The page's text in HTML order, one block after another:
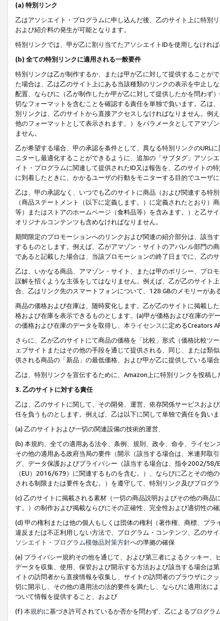
(a) 特別リンク
乙はアソシエイト・プログラムに申し込んだ後、乙のサイト上に特別
および紹介料の発生が可能となります。
特別リンクでは、甲が乙に割り当てたアソシエイトIDを使用しなけれ
(b) 全ての特別リンクに適用される一般要件
特別リンクは乙が制作するか、または甲が乙に対して提供することが
た場合は、乙は乙のサイト上にある当該種類のリンクの表示を中止し
配置、ならびに（乙が制作したか甲が乙に対して提供したかを問わず
切なフォーマットを含むことを確認する責任を単独で負います。乙は
別リンクは、乙のサイトから直接アクセスしなければなりません。例
他のフォーマットとして表示されます。）をパラメータとしてアマゾ
ません。
乙が希望する場合、甲の承認を条件として、異なる特別リンクのURL
ニターし最適化することができるように、追加の「サブタグ」アソシ
イト・プログラムに関連して提供されたID又は報告を、乙のサイトの
に到着したときに、かかるユーザの行動をモニターする目的でユーザ
乙は、甲の承認なく、いつでも乙のサイトに商品（および関連する特
（商品ステートメント（以下に定義します。）に定義されたとおり
等）またはストアのホームページ（食料品等）を含みます。）と乙サ
オリジナルコンテンツも含めなければなりません。
期間限定のプロモーションへのリンクおよび関連の紹介部分は、該当
するものとします。例えば、乙がアマゾン・サイトのアパレル部門の
であると記載した場合は、当該プロモーションの終了日までに、乙の
乙は、いかなる商品、アマゾン・サイト、または甲のポリシー、プロ
誤解を招くような主張をしてはなりません。例えば、乙が乙のサイト
合、乙はリンク先のスマートフォンについて、128 GBのメモリーがあ
商品の価格および在庫は、随時変化します。乙が乙のサイトに掲載し
格および在庫を表示できるものとします。(a)甲が価格および在庫の
の価格および在庫のデータを取得し、 本ライセンスに定めるCreators
さらに、乙が乙のサイトにて商品の価格を「比較」形式（価格比較ツ
ェブサイトまたはその他の手段を通じて提供される、同じ、または類
供される商品の「新品」の最低価格、および甲が乙に提供している場
乙は、特別リンクを宣伝するために、Amazon上に特別リンクを投稿
3. 乙のサイトに対する責任
乙は、乙のサイトに関して、その開発、運営、依存関係サービスおよ
任を負うものとします。例えば、乙は以下に関して単独で責任を負い
(a) 乙のサイトおよび一切の関連設備の技術的運営、
(b) 本規約、全ての適用ある法令、条例、規則、政令、命令、ライセ
その他の適用ある政府当局の要件（開示（該当する場合は、米連邦取
グ、データ保護およびプライバシー（該当する場合は、指令2002/58/
（EU）2016/679）に関連するものを含む。）、ならびに乙とその他
される制限または要件を含む。）を遵守して、特別リンク及びプログ
(c) 乙のサイトに掲載される素材（一切の商品説明およびその他の商
す。）の制作および掲載ならびにその正確性、完全性および適切性の
(d) 甲の権利または他の個人もしくは団体の権利（著作権、商標、プ
違反または不正利用しない方法で、プログラム・コンテンツ、乙のサ
ソシエイト・プログラム模倣品対策方針への準拠の確保
(e) プライバシー規約その他を通じて、および第三者によるクッキー
データを収集、使用、保管および開示する方法および該当する場合は
イトの訪問者から直接情報を収集し、サイトの訪問者のブラウザにク
切に開示し、その他の適用法の法的要件を満たし、ならびに適用法に
ついて情報を提供すること、および
(f) 本規約に基づき許可されているか否かを問わず、乙によるプログ